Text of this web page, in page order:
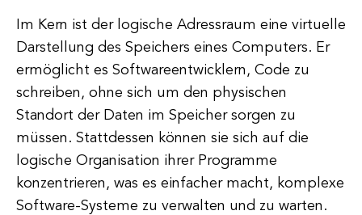
Im Kern ist der logische Adressraum eine virtuelle
Darstellung des Speichers eines Computers. Er
ermöglicht es Softwareentwicklern, Code zu
schreiben, ohne sich um den physischen
Standort der Daten im Speicher sorgen zu
müssen. Stattdessen können sie sich auf die
logische Organisation ihrer Programme
konzentrieren, was es einfacher macht, komplexe
Software-Systeme zu verwalten und zu warten.